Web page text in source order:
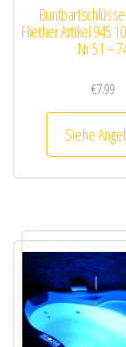
Fliether Artikel 945
Nr 51 –
€7.99
Siehe